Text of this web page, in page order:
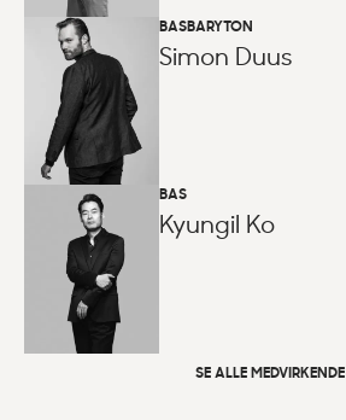
BASBARYTON
Simon Duus
BAS
Kyungil Ko
SE ALLE MEDVIRKENDE